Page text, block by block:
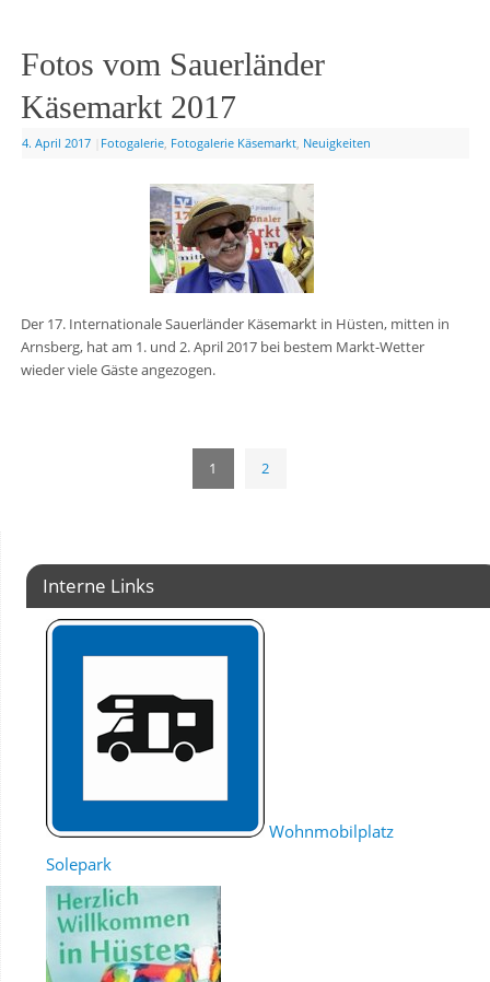
Fotos vom Sauerländer
Käsemarkt 2017
4. April 2017 Fotogalerie, Fotogalerie Käsemarkt, Neuigkeiten
Der 17. Internationale Sauerländer Käsemarkt in Hüsten, mitten in
Arnsberg, hat am 1. und 2. April 2017 bei bestem Markt-Wetter
wieder viele Gäste angezogen.
1 2
Interne Links
Wohnmobilplatz
Solepark